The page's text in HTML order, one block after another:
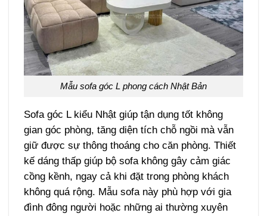
Mẫu sofa góc L phong cách Nhật Bản
Sofa góc L kiểu Nhật giúp tận dụng tốt không
gian góc phòng, tăng diện tích chỗ ngồi mà vẫn
giữ được sự thông thoáng cho căn phòng. Thiết
kế dáng thấp giúp bộ sofa không gây cảm giác
cồng kềnh, ngay cả khi đặt trong phòng khách
không quá rộng. Mẫu sofa này phù hợp với gia
đình đông người hoặc những ai thường xuyên